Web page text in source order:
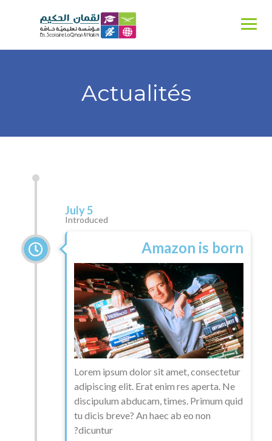
Actualités
July 5
Introduced
Amazon is born
Lorem ipsum dolor sit amet, consectetur
adipiscing elit. Erat enim res aperta. Ne
discipulum abducam, times. Primum quid
tu dicis breve? An haec ab eo non
dicuntur?